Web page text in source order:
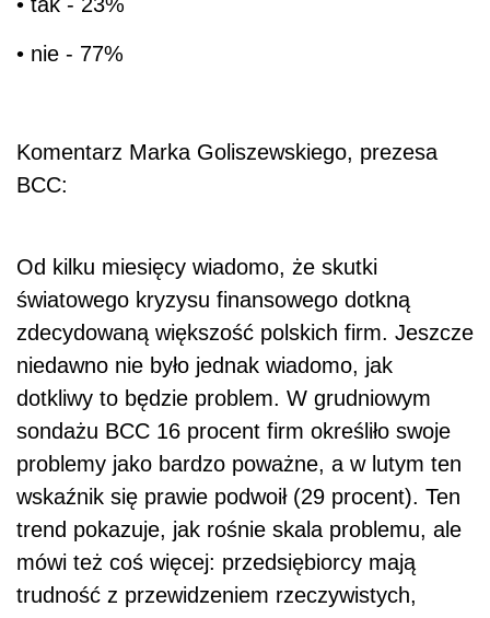
• tak - 23%
• nie - 77%
Komentarz Marka Goliszewskiego, prezesa
BCC:
Od kilku miesięcy wiadomo, że skutki
światowego kryzysu finansowego dotkną
zdecydowaną większość polskich firm. Jeszcze
niedawno nie było jednak wiadomo, jak
dotkliwy to będzie problem. W grudniowym
sondażu BCC 16 procent firm określiło swoje
problemy jako bardzo poważne, a w lutym ten
wskaźnik się prawie podwoił (29 procent). Ten
trend pokazuje, jak rośnie skala problemu, ale
mówi też coś więcej: przedsiębiorcy mają
trudność z przewidzeniem rzeczywistych,